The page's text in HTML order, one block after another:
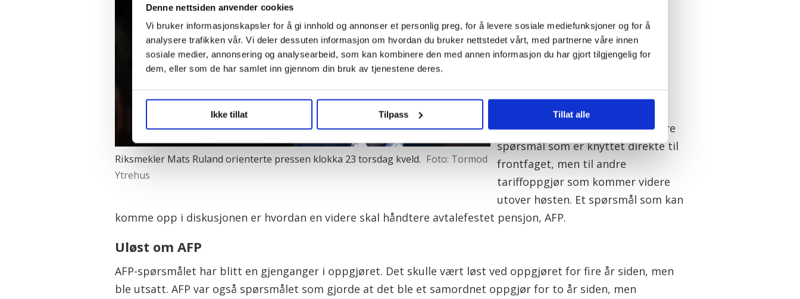
Denne nettsiden anvender cookies
Vi bruker informasjonskapsler for å gi innhold og annonser et personlig preg, for å levere sosiale mediefunksjoner og for å
analysere trafikken vår. Vi deler dessuten informasjon om hvordan du bruker nettstedet vårt, med partnerne våre innen
sosiale medier, annonsering og analysearbeid, som kan kombinere den med annen informasjon du har gjort tilgjengelig for
dem, eller som de har samlet inn gjennom din bruk av tjenestene deres.
Ikke tillat Tilpass Tillat alle
Riksmekler Mats Ruland orienterte pressen klokka 23 torsdag kveld. Foto: Tormod
Ytrehus
ifølge NTB. NHO-leder Ole Erik
Almlid hadde allerede vært på
plassen.
riksmekleren. De spørsmålene
toppene diskuterte, skal ikke være
spørsmål som er knyttet direkte til
frontfaget, men til andre
tariffoppgjør som kommer videre
utover høsten. Et spørsmål som kan
komme opp i diskusjonen er hvordan en videre skal håndtere avtalefestet pensjon, AFP.
Uløst om AFP
AFP-spørsmålet har blitt en gjenganger i oppgjøret. Det skulle vært løst ved oppgjøret for fire år siden, men
ble utsatt. AFP var også spørsmålet som gjorde at det ble et samordnet oppgjør for to år siden, men